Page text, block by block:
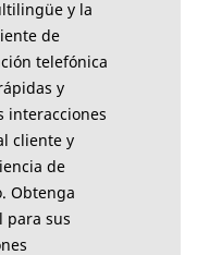
y la
de
telefónica
y
interacciones
cliente y
de
Obtenga
para sus